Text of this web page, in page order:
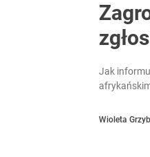
Jak
Wioleta